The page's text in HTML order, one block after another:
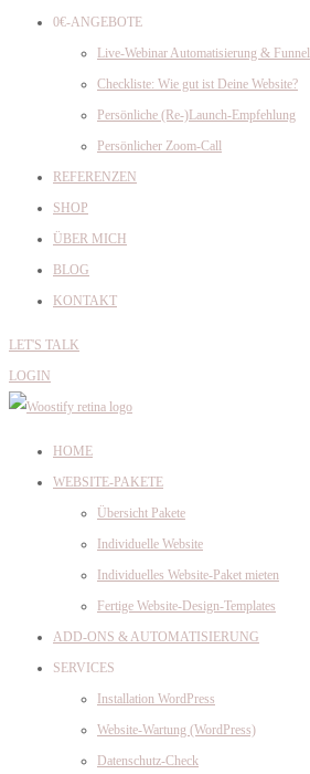
0€-ANGEBOTE
Live-Webinar Automatisierung & Funnel
Checkliste: Wie gut ist Deine Website?
Persönliche (Re-)Launch-Empfehlung
Persönlicher Zoom-Call
REFERENZEN
SHOP
ÜBER MICH
BLOG
KONTAKT
LET'S TALK
LOGIN
HOME
WEBSITE-PAKETE
Übersicht Pakete
Individuelle Website
Individuelles Website-Paket mieten
Fertige Website-Design-Templates
ADD-ONS & AUTOMATISIERUNG
SERVICES
Installation WordPress
Website-Wartung (WordPress)
Datenschutz-Check